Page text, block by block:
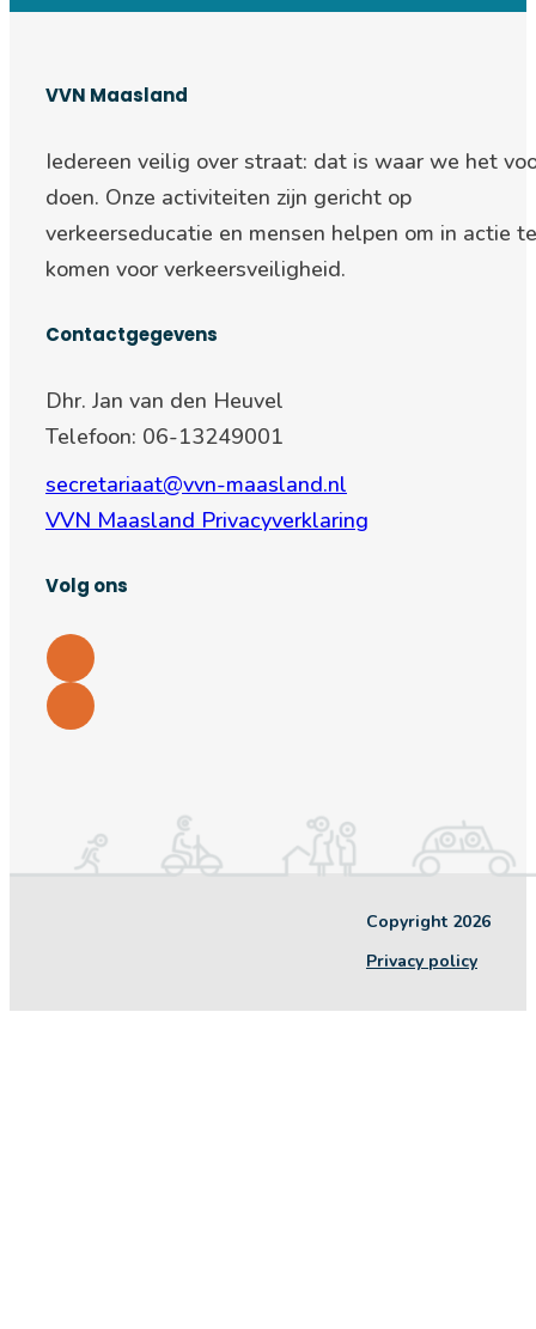
VVN Maasland
Iedereen veilig over straat: dat is waar we het
doen. Onze activiteiten zijn gericht op
verkeerseducatie en mensen helpen om in actie te
komen voor verkeersveiligheid.
Contactgegevens
Dhr. Jan van den Heuvel
Telefoon: 06-13249001
secretariaat@vvn-maasland.nl
VVN Maasland Privacyverklaring
Volg ons
Copyright 2026
Privacy policy